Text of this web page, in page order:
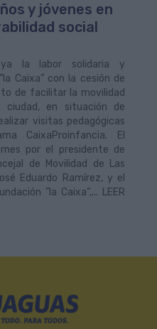
y jóvenes en
social
la labor solidaria y
Caixa” con la cesión de
de facilitar la movilidad
en situación de
visitas pedagógicas
CaixaProinfancia. El
por el presidente de
de Movilidad de Las
Eduardo Ramírez, y el
”la Caixa”,... LEER